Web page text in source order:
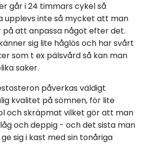
går i 24 timmars cykel så
upplevs inte så mycket att man
på att anpassa något efter det.
sig lite håglös och har svårt
som t ex pälsvård så kan man
saker.
påverkas väldigt
kvalitet på sömnen, för lite
och skräpmat vilket gör att man
och deppig - och det sista man
sig i kast med sin tonåriga